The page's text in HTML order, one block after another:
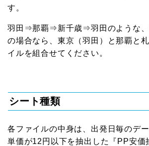
す。
羽田⇒那覇⇒新千歳⇒羽田のような、
の場合なら、東京（羽田）と那覇と
イルを組合せてください。
シート種類
各ファイルの中身は、出発日毎のデ
単価が12円以下を抽出した『PP安価